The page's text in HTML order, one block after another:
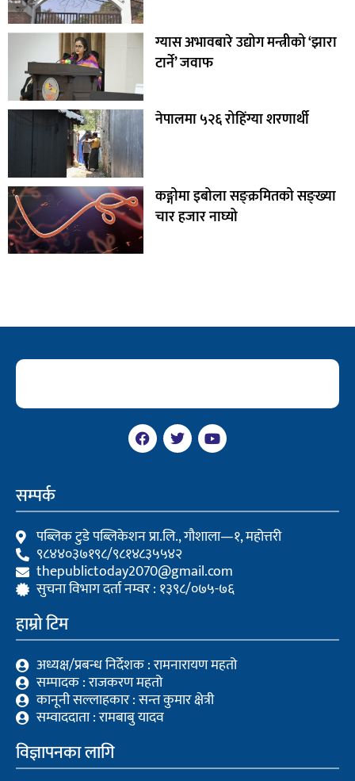
ग्यास अभावबारे उद्योग मन्त्रीको ‘झारा
टार्ने’ जवाफ
नेपालमा ५२६ रोहिंग्या शरणार्थी
कङ्गोमा इबोला सङ्क्रमितको सङ्ख्या
चार हजार नाघ्यो
F
a
c
o
k
T
w
i
r
Y
o
u
e
सम्पर्क
पब्लिक टुडे पब्लिकेशन प्रा.लि., गौशाला—१, महोत्तरी
९८४४०३७१९८/९८१४८३५५४२
thepublictoday2070@gmail.com
सुचना विभाग दर्ता नम्वर : १३९८/०७५-७६
हाम्रो टिम
अध्यक्ष/प्रबन्ध निर्देशक : रामनारायण महतो
सम्पादक : राजकरण महतो
कानूनी सल्लाहकार : सन्त कुमार क्षेत्री
सम्वाददाता : रामबाबु यादव
विज्ञापनका लागि